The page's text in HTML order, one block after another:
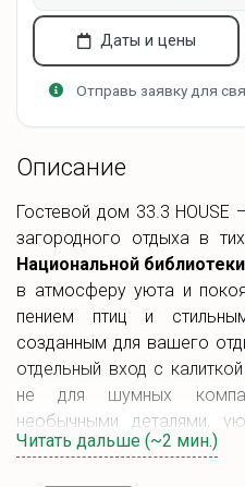
Даты и цены
Отправь заявку для
Описание
Гостевой дом 33.3 HOUSE
загородного отдыха в
Национальной библиотеки
в атмосферу уюта и
пением птиц и
созданным для вашего
отдельный вход с
не для шумных
необычными деталями,
камином и продуманными
Читать дальше (~2 мин.)